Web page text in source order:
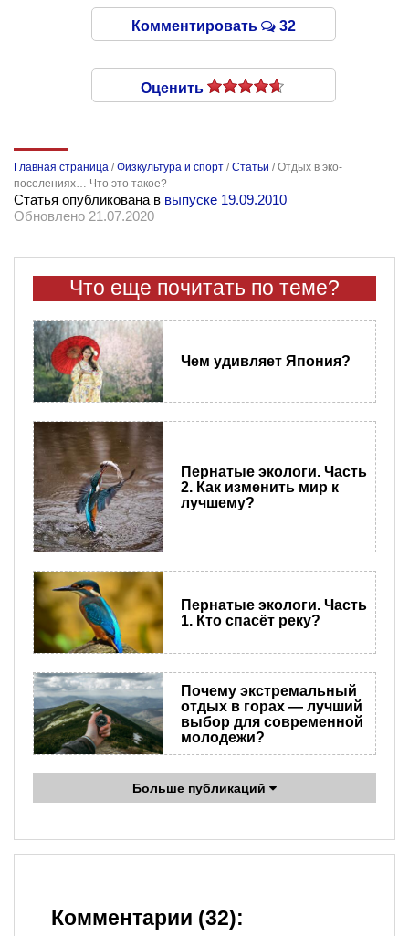
Комментировать 32
Оценить
Главная страница /Физкультура и спорт /Статьи /Отдых в эко-
поселениях… Что это такое?
Статья опубликована в выпуске 19.09.2010
Обновлено 21.07.2020
Что еще почитать по теме?
Чем удивляет Япония?
Пернатые экологи. Часть
2. Как изменить мир к
лучшему?
Пернатые экологи. Часть
1. Кто спасёт реку?
Почему экстремальный
отдых в горах — лучший
выбор для современной
молодежи?
Больше публикаций
Комментарии (32):